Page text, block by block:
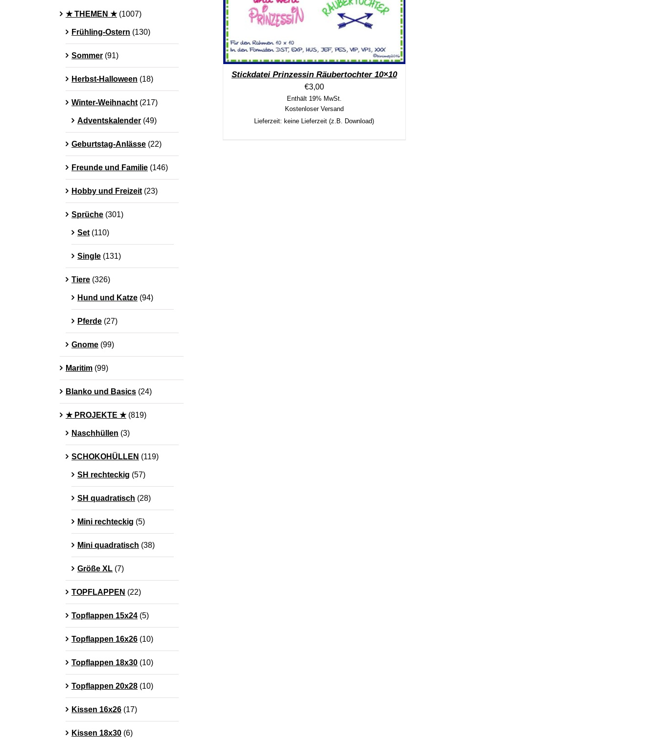
Stickdatei Prinzessin Räubertochter 10×10
€3,00
Enthält 19% MwSt.
Kostenloser Versand
Lieferzeit: keine Lieferzeit (z.B. Download)
★ THEMEN ★ (1007)
Frühling-Ostern (130)
Sommer (91)
Herbst-Halloween (18)
Winter-Weihnacht (217)
Adventskalender (49)
Geburtstag-Anlässe (22)
Freunde und Familie (146)
Hobby und Freizeit (23)
Sprüche (301)
Set (110)
Single (131)
Tiere (326)
Hund und Katze (94)
Pferde (27)
Gnome (99)
Maritim (99)
Blanko und Basics (24)
★ PROJEKTE ★ (819)
Naschhüllen (3)
SCHOKOHÜLLEN (119)
SH rechteckig (57)
SH quadratisch (28)
Mini rechteckig (5)
Mini quadratisch (38)
Größe XL (7)
TOPFLAPPEN (22)
Topflappen 15x24 (5)
Topflappen 16x26 (10)
Topflappen 18x30 (10)
Topflappen 20x28 (10)
Kissen 16x26 (17)
Kissen 18x30 (6)